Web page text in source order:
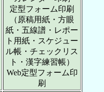
定型フォーム印刷
（原稿用紙・方眼
紙・五線譜・レポー
ト用紙・スケジュー
ル帳・チェックリス
ト・漢字練習帳）
Web定型フォーム印
刷